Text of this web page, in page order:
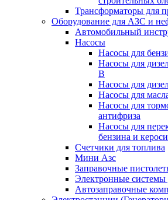
Трансформаторы для
Оборудование для АЗС и
Автомобильный
Насосы
Насосы для
Насосы для
В
Насосы для
Насосы для
Насосы для
антифриза
Насосы для
бензина и
Счетчики для топлива
Мини Азс
Заправочные
Электронные системы
Автозаправочные